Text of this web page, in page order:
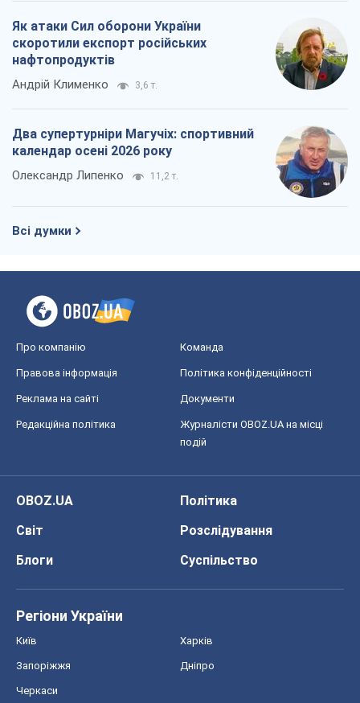
Як атаки Сил оборони України
скоротили експорт російських
нафтопродуктів
Андрій Клименко 3,6 т.
Два супертурніри Магучіх: спортивний
календар осені 2026 року
Олександр Липенко 11,2 т.
Всі думки
Про компанію Команда
Правова інформація Політика конфіденційності
Реклама на сайті Документи
Редакційна політика
Журналісти OBOZ.UA на місці
подій
OBOZ.UA
Політика
Світ
Розслідування
Блоги
Суспільство
Регіони України
Київ Харків
Запоріжжя Дніпро
Черкаси